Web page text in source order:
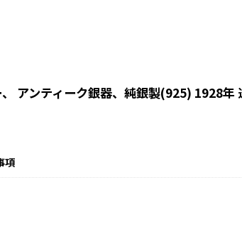
アンティーク銀器、純銀製(925) 1928年
項